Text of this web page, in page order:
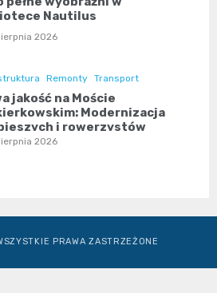
Nautilus
2026
Remonty Transport
jakość na Moście
Modernizacja
i rowerzystów
2026
PRAWA ZASTRZEŻONE